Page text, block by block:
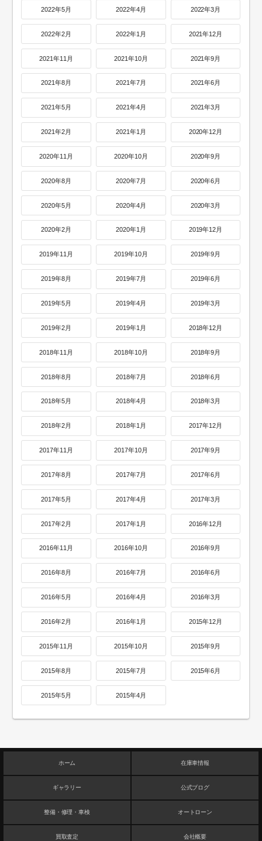
2022年5月 2022年4月 2022年3月
2022年2月 2022年1月 2021年12月
2021年11月 2021年10月 2021年9月
2021年8月 2021年7月 2021年6月
2021年5月 2021年4月 2021年3月
2021年2月 2021年1月 2020年12月
2020年11月 2020年10月 2020年9月
2020年8月 2020年7月 2020年6月
2020年5月 2020年4月 2020年3月
2020年2月 2020年1月 2019年12月
2019年11月 2019年10月 2019年9月
2019年8月 2019年7月 2019年6月
2019年5月 2019年4月 2019年3月
2019年2月 2019年1月 2018年12月
2018年11月 2018年10月 2018年9月
2018年8月 2018年7月 2018年6月
2018年5月 2018年4月 2018年3月
2018年2月 2018年1月 2017年12月
2017年11月 2017年10月 2017年9月
2017年8月 2017年7月 2017年6月
2017年5月 2017年4月 2017年3月
2017年2月 2017年1月 2016年12月
2016年11月 2016年10月 2016年9月
2016年8月 2016年7月 2016年6月
2016年5月 2016年4月 2016年3月
2016年2月 2016年1月 2015年12月
2015年11月 2015年10月 2015年9月
2015年8月 2015年7月 2015年6月
2015年5月 2015年4月
ホーム 在庫車情報
ギャラリー 公式ブログ
整備・修理・車検 オートローン
買取査定 会社概要